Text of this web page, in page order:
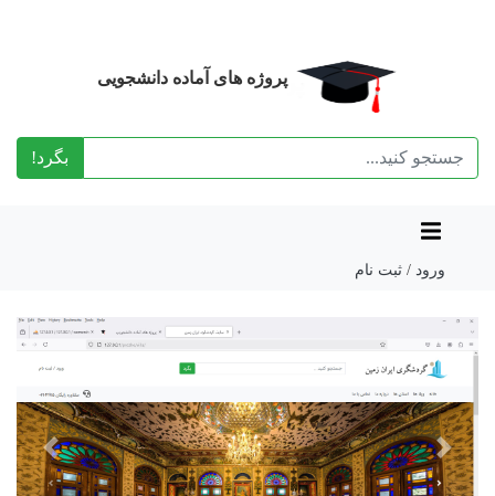
پروژه های آماده دانشجویی
بگرد!
ورود / ثبت نام
Next